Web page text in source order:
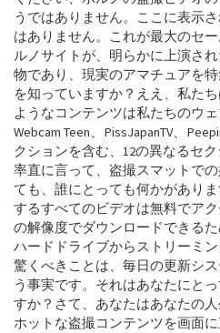
うではありません。ここに表示
はありません。これが最大のセ
ルノサイトが、明らかに上演さ
物であり、現実のアマチュアを
を知っていますか？ええ、私た
ようなコンテンツは私たちのウ
Webcam Teen、PissJapanTV、
クションを含む、12の異なるセ
率直に言って、盗撮スマットで
ても、誰にとっても何かがあり
するすべてのビデオは無料でア
の解像度でダウンロードできる
ハードドライブからストリーミ
驚くべきことは、毎日の更新シ
う事実です。それはあなたにと
すか？さて、あなたはあなたの
ホットな盗撮コンテンツを画面に